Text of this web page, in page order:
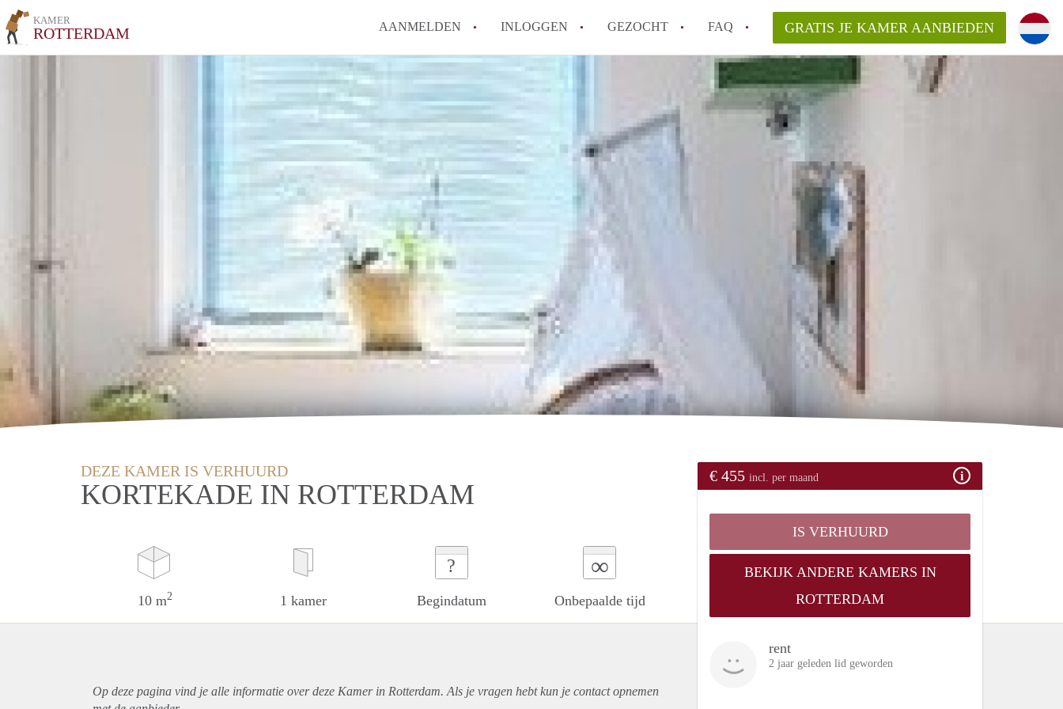
KAMER
ROTTERDAM AANMELDEN INLOGGEN GEZOCHT FAQ
Moet ik mij inschrijven bij de gemeente als ik een kamer huur in
Hoe groot is de kans dat ik snel een kamer vind?
Wat kost een studentenkamer gemiddeld in Rotterdam?
In welke wijken van Rotterdam kan ik het beste wonen als student?
Hoe vind ik een kamer in Rotterdam?
GRATIS JE KAMER AANBIEDEN
DEZE KAMER IS VERHUURD
KORTEKADE IN ROTTERDAM
10 m2 1 kamer
?
Begindatum
∞
Onbepaalde tijd
€ 455 incl. per maand
IS VERHUURD
BEKIJK ANDERE KAMERS IN
ROTTERDAM
rent
2 jaar geleden lid geworden
Op deze pagina vind je alle informatie over deze Kamer in Rotterdam. Als je vragen hebt kun je contact opnemen